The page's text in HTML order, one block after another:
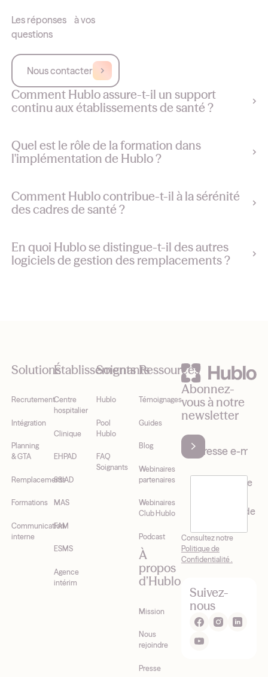
Les réponses à vos
questions
Nous contacter
Comment Hublo assure-t-il un support
continu aux établissements de santé ?
Quel est le rôle de la formation dans
l'implémentation de Hublo ?
Comment Hublo contribue-t-il à la sérénité
des cadres de santé ?
En quoi Hublo se distingue-t-il des autres
logiciels de gestion des remplacements ?
Solutions
Recrutement
Intégration
Planning
& GTA
Remplacements
Formations
Communication
interne
Établissements
Centre
hospitalier
Clinique
EHPAD
SSIAD
MAS
FAM
ESMS
Agence
intérim
Soignants
Hublo
Pool
Hublo
FAQ
Soignants
Ressources
Témoignages
Guides
Blog
Webinaires
partenaires
Webinaires
Club Hublo
Podcast
À
propos
d’Hublo
Mission
Nous
rejoindre
Presse
Abonnez-
vous à notre
newsletter
J’accepte de
newsletter de
Consultez notre
Politique de
Confidentialité .
Suivez-
nous